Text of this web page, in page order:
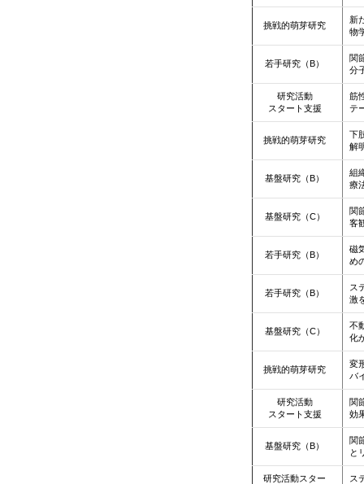
挑戦的萌芽研究
新
物
若手研究（B）
関
分
研究活動
スタート支援
筋
テ
挑戦的萌芽研究
下
解
基盤研究（B）
組
療
基盤研究（C）
関
客
若手研究（B）
磁
め
若手研究（B）
ス
激
基盤研究（C）
不
化
挑戦的萌芽研究
変
バ
研究活動
スタート支援
関
効
基盤研究（B）
関
と
研究活動スター ス